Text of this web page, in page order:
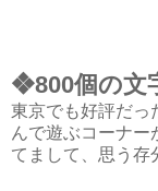
❖800個の文
東京でも好評だっ
んで遊ぶコーナー
てまして、思う存